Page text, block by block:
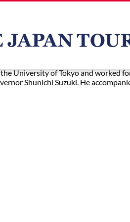
University of Tokyo and worked
Shunichi Suzuki. He